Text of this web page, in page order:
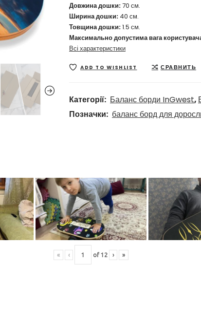
Довжина дошки:70 см.
Ширина дошки: 40 см.
Товщина дошки:1.5 см.
Максимально допустима вага
Всі характеристики
ADD TO WISHLIST СРАВНИТЬ
Категорії: Баланс борди InGwest,
Позначки: баланс борд для
« ‹ of 12 › »